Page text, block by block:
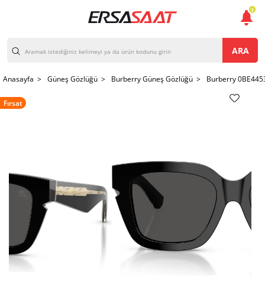
ARA
Anasayfa > Güneş Gözlüğü > Burberry Güneş Gözlüğü > Burberry
Fırsat
1